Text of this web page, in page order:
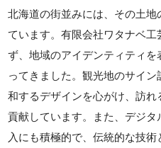
北海道の街並みには、その土
ています。有限会社ワタナベ
ず、地域のアイデンティティ
ってきました。観光地のサイ
和するデザインを心がけ、訪
貢献しています。また、デジ
入にも積極的で、伝統的な技